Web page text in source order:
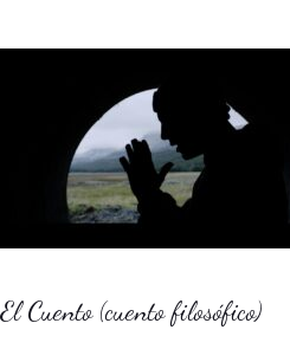
El Cuento (cuento filosófico)